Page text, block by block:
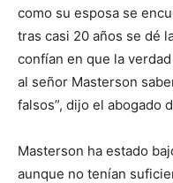
como su esposa se
tras casi 20 años se dé
confían en que la
al señor Masterson
falsos”, dijo el abogado
Masterson ha estado
aunque no tenían